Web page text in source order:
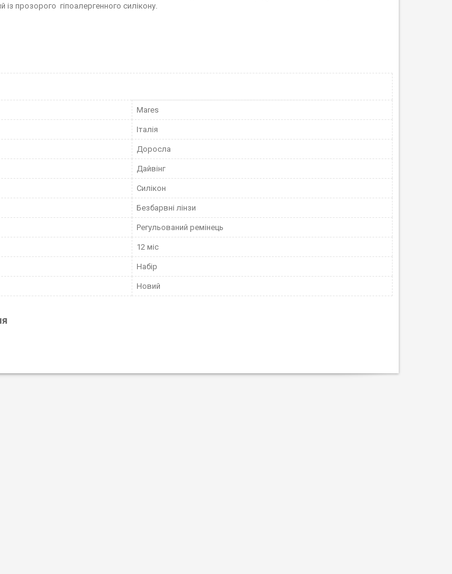
прозорого гіпоалергенного силікону.
Mares
Італія
Доросла
Дайвінг
Силікон
Безбарвні лінзи
Регульований ремінець
12 міс
Набір
Новий